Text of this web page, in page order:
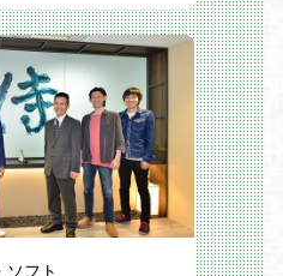
企業の知名度と信用
企業をはじめとし、
業と取引をしていま
アプリ開発など様々
れるのでスキルアッ
タ
所
ーションズ株式会社
ン研修制度)
技術研修制度） 他
引制度について】
ム部・ダーツ部・バ
加で開催するお祭り
月に一度、開催月に
エイター＆エンジニ
ティーを行っていま
フト